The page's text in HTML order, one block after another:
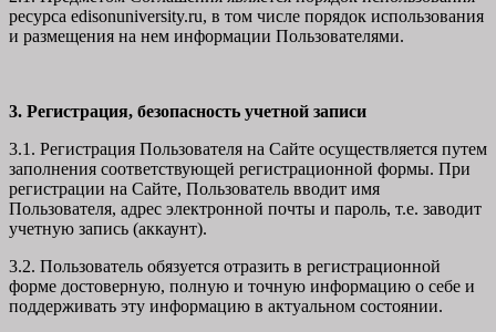
ресурса edisonuniversity.ru, в том числе порядок использования
и размещения на нем информации Пользователями.
3. Регистрация, безопасность учетной записи
3.1. Регистрация Пользователя на Сайте осуществляется путем
заполнения соответствующей регистрационной формы. При
регистрации на Сайте, Пользователь вводит имя
Пользователя, адрес электронной почты и пароль, т.е. заводит
учетную запись (аккаунт).
3.2. Пользователь обязуется отразить в регистрационной
форме достоверную, полную и точную информацию о себе и
поддерживать эту информацию в актуальном состоянии.